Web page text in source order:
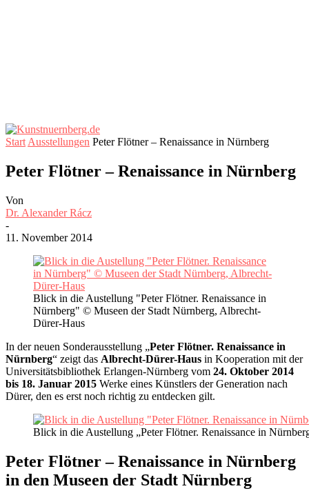
Start Ausstellungen Peter Flötner – Renaissance in Nürnberg
Peter Flötner – Renaissance in Nürnberg
Von
Dr. Alexander Rácz
-
11. November 2014
Blick in die Austellung "Peter Flötner. Renaissance in
Nürnberg" © Museen der Stadt Nürnberg, Albrecht-
Dürer-Haus
In der neuen Sonderausstellung „Peter Flötner. Renaissance in
Nürnberg“ zeigt das Albrecht-Dürer-Haus in Kooperation mit der
Universitätsbibliothek Erlangen-Nürnberg vom 24. Oktober 2014
bis 18. Januar 2015 Werke eines Künstlers der Generation nach
Dürer, den es erst noch richtig zu entdecken gilt.
Blick in die Austellung „Peter Flötner. Renaissance in
Peter Flötner – Renaissance in Nürnberg
in den Museen der Stadt Nürnberg